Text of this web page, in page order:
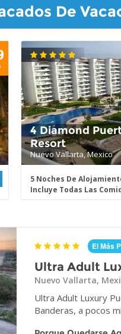
De
4 Diamond
Resort
Nuevo Vallarta, Mexico
5 Noches De
Incluye Todas Las
El Más
Ultra Adult
Nuevo Vallarta,
Ultra Adult Luxury
Banderas, a pocos